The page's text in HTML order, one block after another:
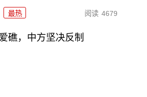
最热 阅读 4679
礁，中方坚决反制